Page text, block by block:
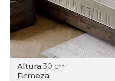
Altura:30 cm
Firmeza: